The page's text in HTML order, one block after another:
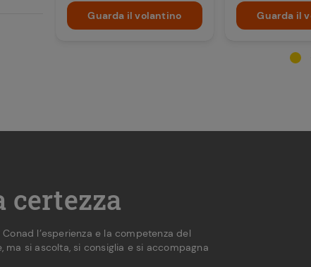
Guarda il volantino Guarda il
certezza
l’esperienza e la competenza del
ma si ascolta, si consiglia e si accompagna